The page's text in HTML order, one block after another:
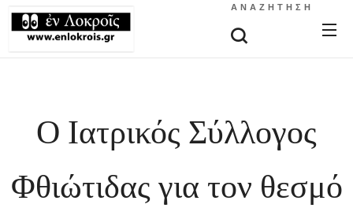
ΑΝΑΖΉΤΗΣΗ
Ο Ιατρικός Σύλλογος
Φθιώτιδας για τον θεσμό